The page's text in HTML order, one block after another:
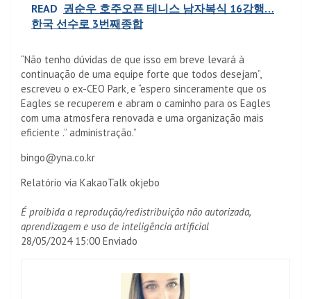
READ 권순우 호주오픈 테니스 남자복식 16강행…
한국 선수로 3번째종합
“Não tenho dúvidas de que isso em breve levará à
continuação de uma equipe forte que todos desejam”,
escreveu o ex-CEO Park, e “espero sinceramente que os
Eagles se recuperem e abram o caminho para os Eagles
com uma atmosfera renovada e uma organização mais
eficiente .” administração.”
bingo@yna.co.kr
Relatório via KakaoTalk okjebo
É proibida a reprodução/redistribuição não autorizada,
aprendizagem e uso de inteligência artificial
28/05/2024 15:00 Enviado